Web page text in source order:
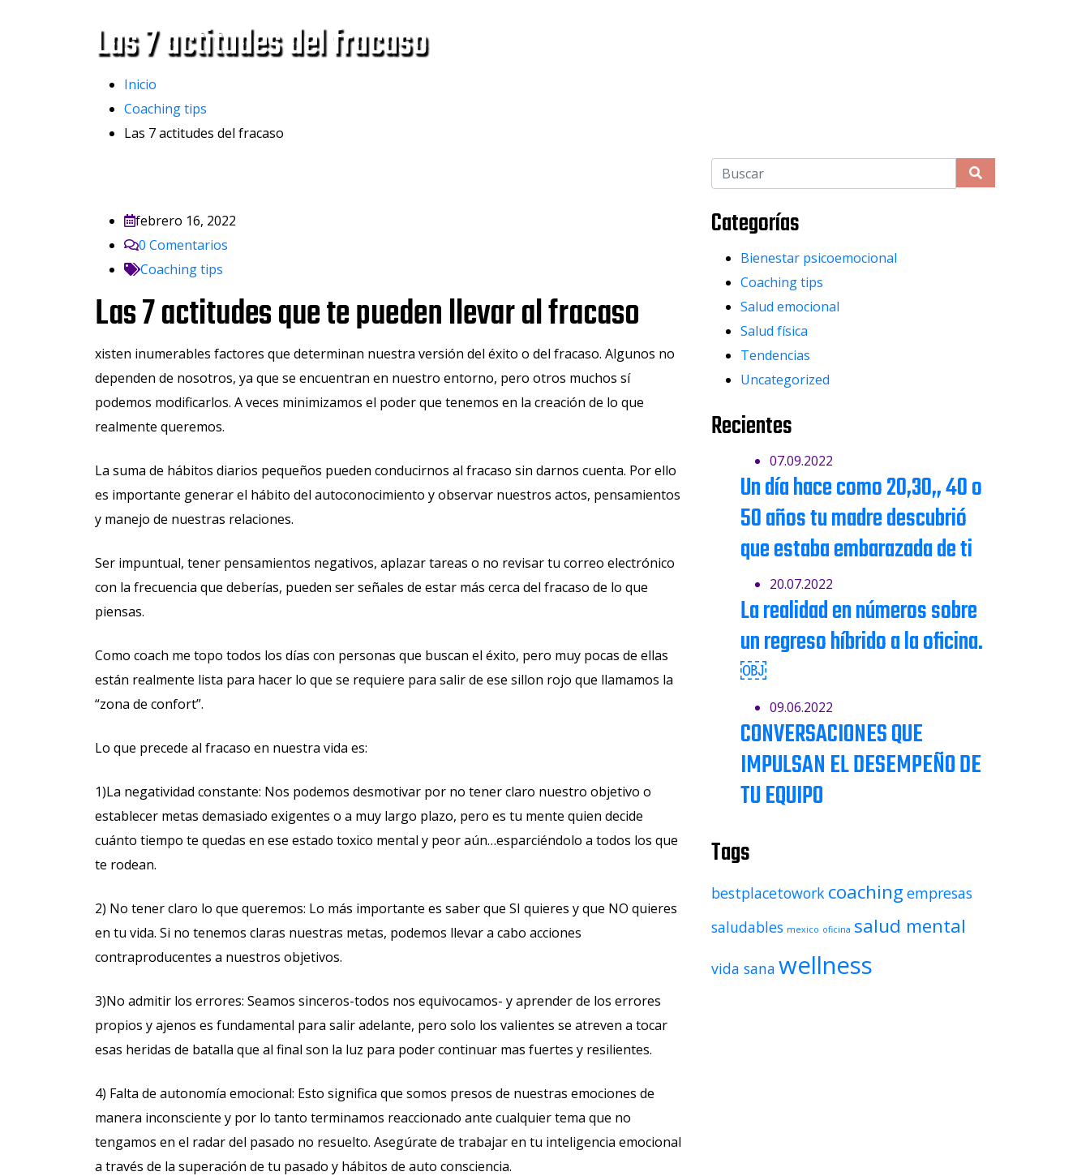
Las 7 actitudes del fracaso
Inicio
Coaching tips
Las 7 actitudes del fracaso
febrero 16, 2022
0 Comentarios
Coaching tips
Las 7 actitudes que te pueden llevar al fracaso
xisten inumerables factores que determinan nuestra versión del éxito o del fracaso. Algunos no
dependen de nosotros, ya que se encuentran en nuestro entorno, pero otros muchos sí
podemos modificarlos. A veces minimizamos el poder que tenemos en la creación de lo que
realmente queremos.
La suma de hábitos diarios pequeños pueden conducirnos al fracaso sin darnos cuenta. Por ello
es importante generar el hábito del autoconocimiento y observar nuestros actos, pensamientos
y manejo de nuestras relaciones.
Ser impuntual, tener pensamientos negativos, aplazar tareas o no revisar tu correo electrónico
con la frecuencia que deberías, pueden ser señales de estar más cerca del fracaso de lo que
piensas.
Como coach me topo todos los días con personas que buscan el éxito, pero muy pocas de ellas
están realmente lista para hacer lo que se requiere para salir de ese sillon rojo que llamamos la
“zona de confort”.
Lo que precede al fracaso en nuestra vida es:
1)La negatividad constante: Nos podemos desmotivar por no tener claro nuestro objetivo o
establecer metas demasiado exigentes o a muy largo plazo, pero es tu mente quien decide
cuánto tiempo te quedas en ese estado toxico mental y peor aún…esparciéndolo a todos los que
te rodean.
2) No tener claro lo que queremos: Lo más importante es saber que SI quieres y que NO quieres
en tu vida. Si no tenemos claras nuestras metas, podemos llevar a cabo acciones
contraproducentes a nuestros objetivos.
3)No admitir los errores: Seamos sinceros-todos nos equivocamos- y aprender de los errores
propios y ajenos es fundamental para salir adelante, pero solo los valientes se atreven a tocar
esas heridas de batalla que al final son la luz para poder continuar mas fuertes y resilientes.
4) Falta de autonomía emocional: Esto significa que somos presos de nuestras emociones de
manera inconsciente y por lo tanto terminamos reaccionado ante cualquier tema que no
tengamos en el radar del pasado no resuelto. Asegúrate de trabajar en tu inteligencia emocional
a través de la superación de tu pasado y hábitos de auto consciencia.
Categorías
Bienestar psicoemocional
Coaching tips
Salud emocional
Salud física
Tendencias
Uncategorized
Recientes
07.09.2022
Un día hace como 20,30,, 40 o
50 años tu madre descubrió
que estaba embarazada de ti
20.07.2022
La realidad en números sobre
un regreso híbrido a la oficina.
￼
09.06.2022
CONVERSACIONES QUE
IMPULSAN EL DESEMPEÑO DE
TU EQUIPO
Tags
bestplacetowork coaching empresas
saludables mexico oficina salud mental
vida sana wellness